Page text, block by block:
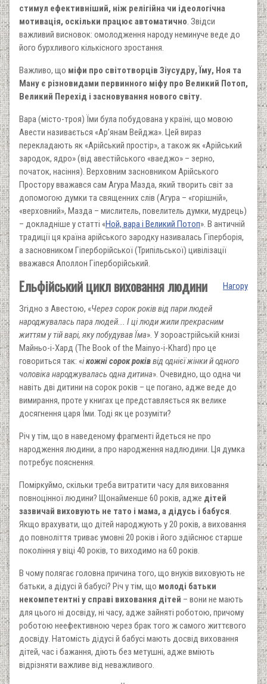
стимул ефективніший, ніж релігійна чи ідеологічна
мотивація, оскільки працює автоматично . Звідси
важливий висновок: омолодження народу неминуче веде до
його бурхливого кількісного зростання.
Важливо, що міфи про світотворців Зіусудру, Їму, Ноя та
Ману є різновидами первинного міфу про Великий Потоп,
Великий Перехід і засновування нового світу.
Вара (місто-троя) Їми була побудована у країні, що мовою
Авести називається «Ар’янам Вейджа». Цей вираз
перекладають як «Арійський простір», а також як «Арійський
зародок, ядро» (від авестійського «ваеджо» – зерно,
початок, насіння). Верховним засновником Арійського
Простору вважався сам Агура Мазда, який творить світ за
допомогою думки та священних слів (Агура – «горішній»,
«верховний», Мазда – мислитель, повелитель думки, мудрець)
– докладніше у статті «Ной, вара і Великий Потоп». В античній
традиції ця країна арійського зародку називалась Гіперборія,
а засновником Гіперборійської (Трипільської) цивілізації
вважався Аполлон Гіперборійський.
Нагору
Ельфійський цикл виховання людини
Згідно з Авестою, «Через сорок років від пари людей
народжувалась пара людей... І ці люди жили прекрасним
життям у тій варі, яку побудував Їма». У зороастрійській книзі
Майньо-і-Хард (The Book of the Mainyo-i-Khard) про це
говориться так: «ікожні сорок роківвід однієї жінки й одного
чоловіка народжувалась одна дитина». Очевидно, що одна чи
навіть дві дитини на сорок років – це погано, адже веде до
вимирання, проте у книгах це представляється як велике
досягнення царя Їми. Тоді як це розуміти?
Річ у тім, що в наведеному фрагменті йдеться не про
народження людини, а про народження надлюдини. Ця думка
потребує пояснення.
Поміркуймо, скільки треба витратити часу для виховання
повноцінної людини? Щонайменше 60 років, адже дітей
зазвичай виховують не тато і мама, а дідусь і бабуся
Якщо врахувати, що дітей народжують у 20 років, а виховання
до повноліття триває умовні 20 років і його здійснює старше
покоління у віці 40 років, то виходимо на 60 років.
В чому полягає головна причина того, що внуків виховують не
батьки, а дідусі й бабусі? Річ у тім, що молоді батьки
некомпетентні у справі виховання дітей – вони не мають
для цього ні досвіду, ні часу, адже зайняті роботою, причому
роботою неефективною через брак того ж самого життєвого
досвіду. Натомість дідусі й бабусі мають досвід виховання
дітей, час і бажання, діють без метушні, адже вміють
відрізняти важливе від неважливого.